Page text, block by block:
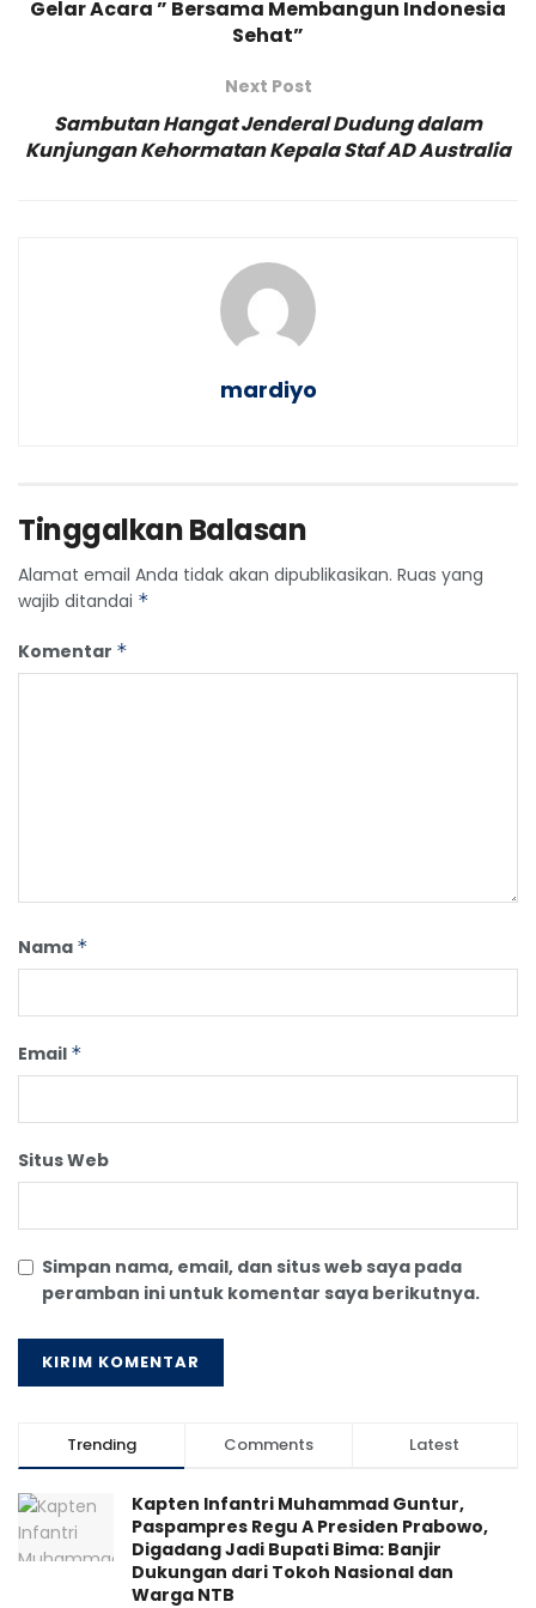
Gelar Acara ” Bersama Membangun Indonesia
Sehat”
Next Post
Sambutan Hangat Jenderal Dudung dalam
Kunjungan Kehormatan Kepala Staf AD Australia
mardiyo
Tinggalkan Balasan
Alamat email Anda tidak akan dipublikasikan. Ruas yang
wajib ditandai *
Komentar *
Nama *
Email *
Situs Web
Simpan nama, email, dan situs web saya pada
peramban ini untuk komentar saya berikutnya.
Trending Comments Latest
Kapten Infantri Muhammad Guntur,
Paspampres Regu A Presiden Prabowo,
Digadang Jadi Bupati Bima: Banjir
Dukungan dari Tokoh Nasional dan
Warga NTB